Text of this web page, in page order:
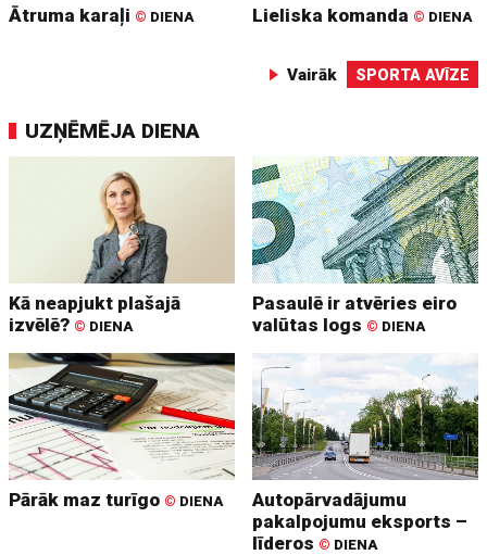
Ātruma karaļi © DIENA Lieliska komanda © DIENA
Vairāk SPORTA AVĪZE
UZŅĒMĒJA DIENA
Kā neapjukt plašajā
izvēlē? © DIENA
Pasaulē ir atvēries eiro
valūtas logs © DIENA
Pārāk maz turīgo © DIENA
Autopārvadājumu
pakalpojumu eksports –
līderos © DIENA